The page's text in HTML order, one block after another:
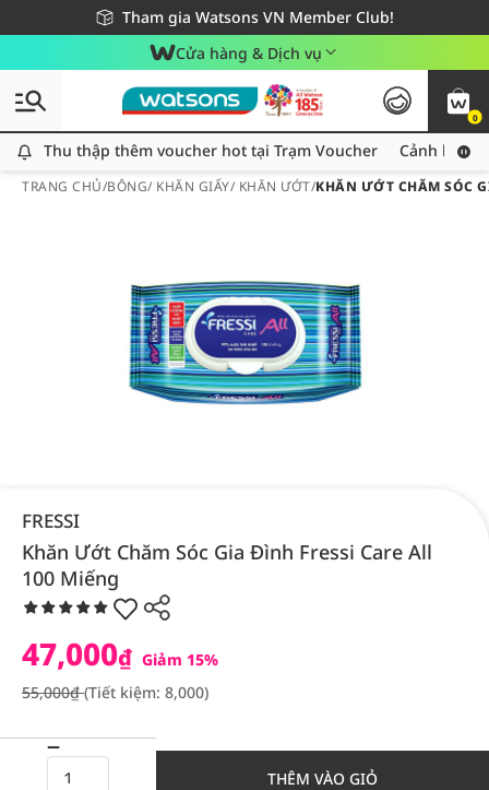
Tham gia Watsons VN Member Club!
Miễn phí giao hàng cho đơn hàng từ 249,000Đ
Giao hàng nhanh 24h - Áp dụng khu vực TP. Hồ Chí Minh
Cửa hàng & Dịch vụ
0
Thu thập thêm voucher hot tại Trạm Voucher
Thu thập thêm voucher hot tại Trạm Voucher Cảnh báo
TRANG CHỦ/BÔNG/ KHĂN GIẤY/ KHĂN ƯỚT/KHĂN ƯỚT CHĂM SÓC
FRESSI
Khăn Ướt Chăm Sóc Gia Đình Fressi Care All
100 Miếng
47,000₫ Giảm 15%
55,000₫(Tiết kiệm: 8,000)
THÊM VÀO GIỎ